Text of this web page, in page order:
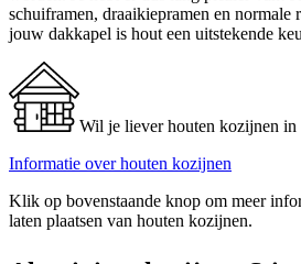
schuiframen, draaikiepramen en
jouw dakkapel is hout een uitstekende
Wil je liever houten kozijnen in
Informatie over houten kozijnen
Klik op bovenstaande knop om meer
laten plaatsen van houten kozijnen.